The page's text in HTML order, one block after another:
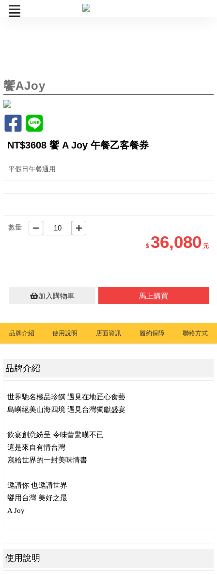
饗食天堂
果然匯
饗饗
旭集
真珠
饗AJoy
NT$3608 饗 A Joy 午餐乙客餐券
平假日午餐通用
數量
$ 36,080 元
馬上購買
加入購物車
品牌介紹 使用說明 店面資訊 履約保障 聯絡方式
品牌介紹
世界馳名極品珍饌 遇見在地匠心食藝
島嶼絕美山海四境 遇見台灣獨獻盛宴
飲宴創意紛呈 令味蕾驚嘆不已
這是來自有情台灣
寫給世界的一封美味情書
邀請你 也邀請世界
饗用台灣 美好之最
A Joy
使用說明